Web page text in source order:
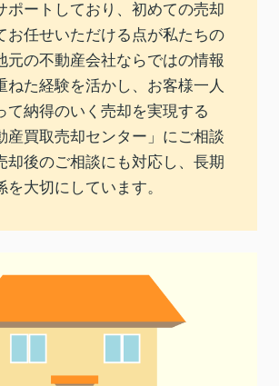
ポートしており、初めての売却
お任せいただける点が私たちの
元の不動産会社ならではの情報
ねた経験を活かし、お客様一人
て納得のいく売却を実現する
産買取売却センター」にご相談
却後のご相談にも対応し、長期
を大切にしています。